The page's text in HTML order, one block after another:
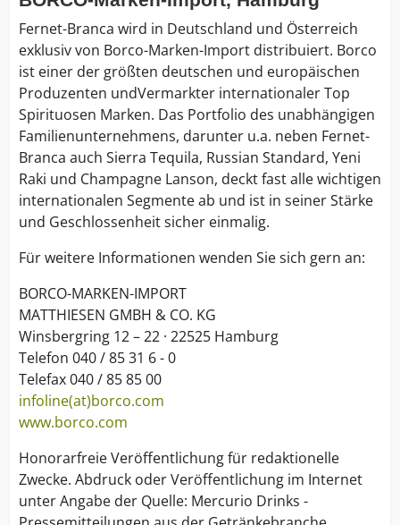
Fernet-Branca wird in Deutschland und Österreich
exklusiv von Borco-Marken-Import distribuiert. Borco
ist einer der größten deutschen und europäischen
Produzenten undVermarkter internationaler Top
Spirituosen Marken. Das Portfolio des unabhängigen
Familienunternehmens, darunter u.a. neben Fernet-
Branca auch Sierra Tequila, Russian Standard, Yeni
Raki und Champagne Lanson, deckt fast alle wichtigen
internationalen Segmente ab und ist in seiner Stärke
und Geschlossenheit sicher einmalig.
Für weitere Informationen wenden Sie sich gern an:
BORCO-MARKEN-IMPORT
MATTHIESEN GMBH & CO. KG
Winsbergring 12 – 22 · 22525 Hamburg
Telefon 040 / 85 31 6 - 0
Telefax 040 / 85 85 00
infoline(at)borco.com
www.borco.com
Honorarfreie Veröffentlichung für redaktionelle
Zwecke. Abdruck oder Veröffentlichung im Internet
unter Angabe der Quelle: Mercurio Drinks -